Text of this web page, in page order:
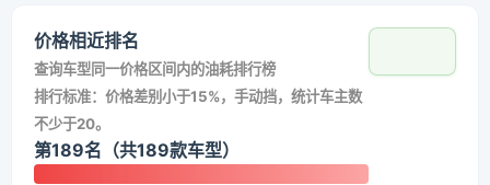
价格相近排名
查询车型同一价格区间内的油耗排行榜
排行标准：价格差别小于15%，手动挡，统计车主数
不少于20。
第189名（共189款车型）